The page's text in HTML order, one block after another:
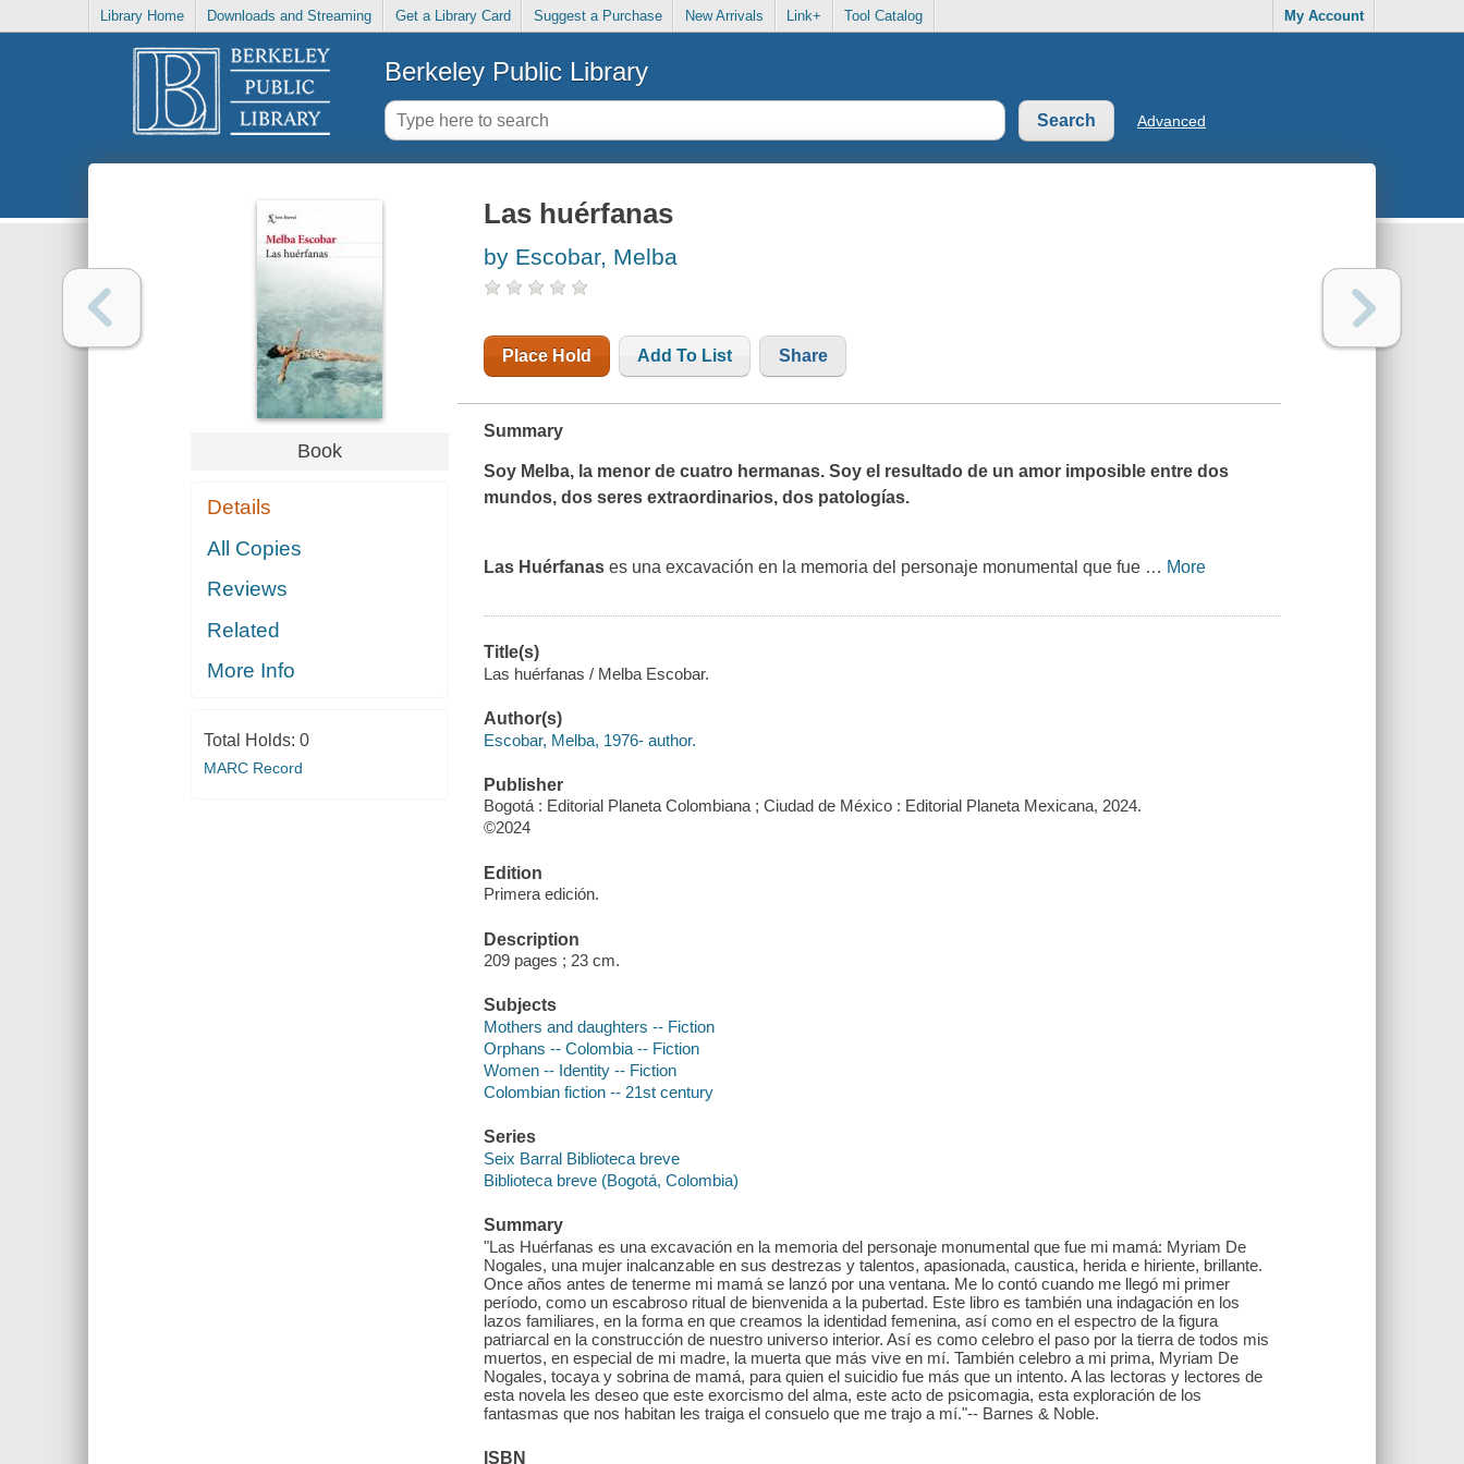
Library Home Downloads and Streaming Get a Library Card Suggest a Purchase New Arrivals Link+ Tool Catalog My Account
Berkeley Public Library
Advanced
Book
Details
All Copies
Reviews
Related
More Info
Total Holds: 0
MARC Record
Las huérfanas
by Escobar, Melba
Place Hold Add To List Share
Summary
Soy Melba, la menor de cuatro hermanas. Soy el resultado de un amor imposible entre dos
mundos, dos seres extraordinarios, dos patologías.
Las Huérfanas es una excavación en la memoria del personaje monumental que fue … More
Title(s)
Las huérfanas / Melba Escobar.
Author(s)
Escobar, Melba, 1976- author.
Publisher
Bogotá : Editorial Planeta Colombiana ; Ciudad de México : Editorial Planeta Mexicana, 2024.
©2024
Edition
Primera edición.
Description
209 pages ; 23 cm.
Subjects
Mothers and daughters -- Fiction
Orphans -- Colombia -- Fiction
Women -- Identity -- Fiction
Colombian fiction -- 21st century
Series
Seix Barral Biblioteca breve
Biblioteca breve (Bogotá, Colombia)
Summary
"Las Huérfanas es una excavación en la memoria del personaje monumental que fue mi mamá: Myriam De
Nogales, una mujer inalcanzable en sus destrezas y talentos, apasionada, caustica, herida e hiriente, brillante.
Once años antes de tenerme mi mamá se lanzó por una ventana. Me lo contó cuando me llegó mi primer
período, como un escabroso ritual de bienvenida a la pubertad. Este libro es también una indagación en los
lazos familiares, en la forma en que creamos la identidad femenina, así como en el espectro de la figura
patriarcal en la construcción de nuestro universo interior. Así es como celebro el paso por la tierra de todos mis
muertos, en especial de mi madre, la muerta que más vive en mí. También celebro a mi prima, Myriam De
Nogales, tocaya y sobrina de mamá, para quien el suicidio fue más que un intento. A las lectoras y lectores de
esta novela les deseo que este exorcismo del alma, este acto de psicomagia, esta exploración de los
fantasmas que nos habitan les traiga el consuelo que me trajo a mí."-- Barnes & Noble.
ISBN